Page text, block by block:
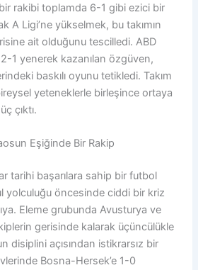
rakibi toplamda 6-1 gibi ezici bir
A Ligi’ne yükselmek, bu takımın
ait olduğunu tescilledi. ABD
1 yenerek kazanılan özgüven,
baskılı oyunu tetikledi. Takım
yeteneklerle birleşince ortaya
çıktı.
Eşiğinde Bir Rakip
tarihi başarılara sahip bir futbol
yolculuğu öncesinde ciddi bir kriz
Eleme grubunda Avusturya ve
gerisinde kalarak üçüncülükle
disiplini açısından istikrarsız bir
Bosna-Hersek’e 1-0